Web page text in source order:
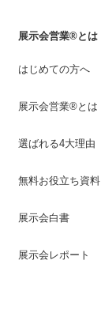
展示会営業®とは
はじめての方へ
展示会営業®とは
選ばれる4大理由
無料お役立ち資料
展示会白書
展示会レポート